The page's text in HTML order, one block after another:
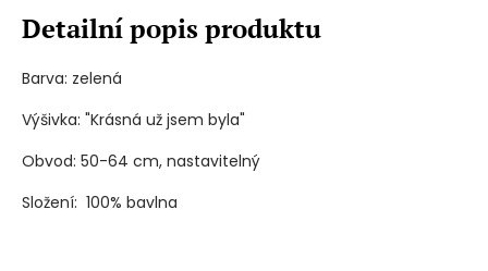
Detailní popis produktu
Barva: zelená
Výšivka: "Krásná už jsem byla"
Obvod: 50-64 cm, nastavitelný
Složení: 100% bavlna